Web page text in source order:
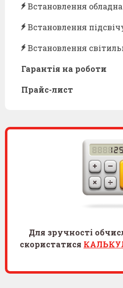
Встановлення
Встановлення
Встановлення
Гарантія на роботи
Прайс-лист
Для зручності
скористатися